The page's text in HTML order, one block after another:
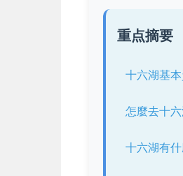
重点摘要
十六湖基
怎麼去十
十六湖有